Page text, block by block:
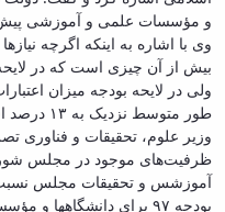
و مؤسسات علمی و آموزشی
وی با اشاره به اینکه اگرچه
بیش از آن چیزی است که در
ولی در لایحه بودجه میزان
طور متوسط نزدیک به ۱۳ درصد افزایش داشته است.
وزیر علوم، تحقیقات و فناوری
ظرفیت‌های موجود در مجلس
آموزشس و تحقیقات مجلس
بودجه ۹۷ برای دانشگاهها و مؤسسات آموزش عالی اقدام کنیم.